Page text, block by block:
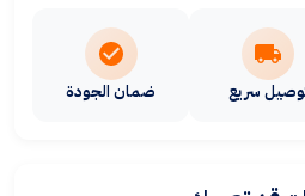
سريع ضمان الجودة